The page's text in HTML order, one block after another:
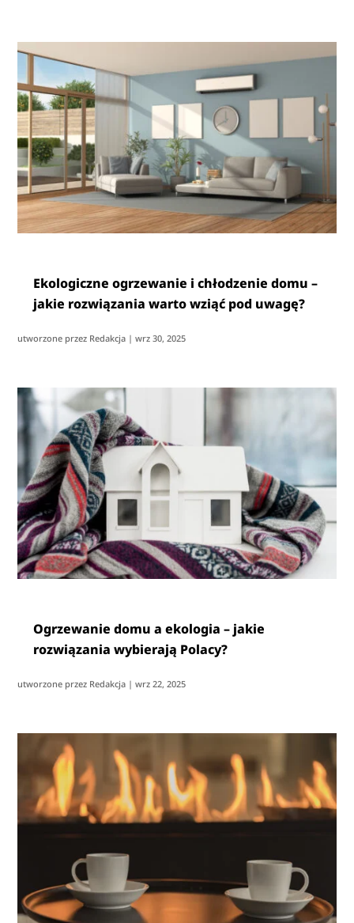
Ekologiczne ogrzewanie i chłodzenie domu –
jakie rozwiązania warto wziąć pod uwagę?
utworzone przez Redakcja |wrz 30, 2025
Ogrzewanie domu a ekologia – jakie
rozwiązania wybierają Polacy?
utworzone przez Redakcja |wrz 22, 2025